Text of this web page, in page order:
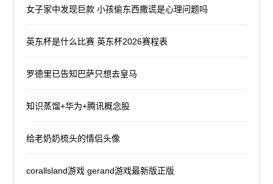
女子家中发现巨款 小孩偷东西撒谎是心理问题吗
英东杯是什么比赛 英东杯2026赛程表
罗德里已告知巴萨只想去皇马
知识蒸馏+华为+腾讯概念股
给老奶奶梳头的情侣头像
corallsland游戏 gerand游戏最新版正版